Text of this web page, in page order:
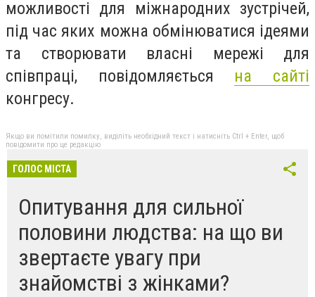
можливості для міжнародних зустрічей,
під час яких можна обмінюватися ідеями
та створювати власні мережі для
співпраці, повідомляється на сайті
конгресу.
Якщо ви помітили помилку, виділіть необхідний текст і натисніть Ctrl + Enter, щоб
повідомити про це редакцію
ГОЛОС МІСТА
Опитування для сильної
половини людства: на що ви
звертаєте увагу при
знайомстві з жінками?